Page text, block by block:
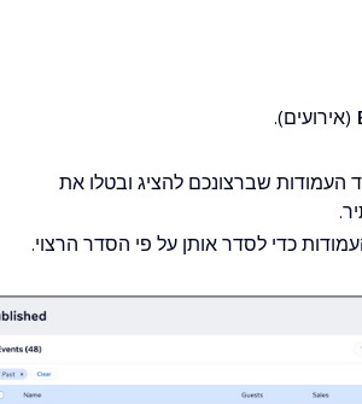
(אירועים).
העמודות שברצונכם להציג ובטלו את
כדי לסדר אותן על פי הסדר הרצוי.